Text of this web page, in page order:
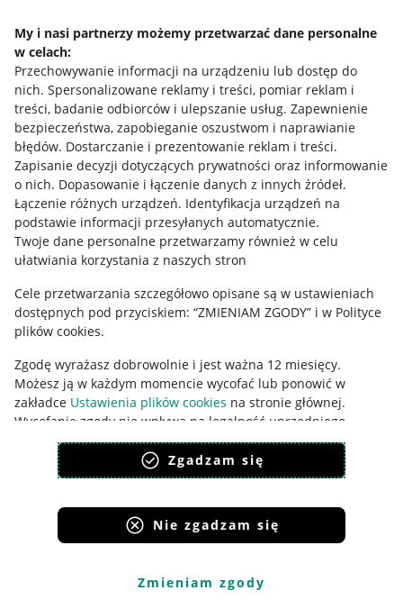
My i nasi partnerzy możemy przetwarzać dane personalne
w celach:
Przechowywanie informacji na urządzeniu lub dostęp do
nich. Spersonalizowane reklamy i treści, pomiar reklam i
treści, badanie odbiorców i ulepszanie usług. Zapewnienie
bezpieczeństwa, zapobieganie oszustwom i naprawianie
błędów. Dostarczanie i prezentowanie reklam i treści.
Zapisanie decyzji dotyczących prywatności oraz informowanie
o nich. Dopasowanie i łączenie danych z innych źródeł.
Łączenie różnych urządzeń. Identyfikacja urządzeń na
podstawie informacji przesyłanych automatycznie.
Twoje dane personalne przetwarzamy również w celu
ułatwiania korzystania z naszych stron
Cele przetwarzania szczegółowo opisane są w ustawieniach
dostępnych pod przyciskiem: “ZMIENIAM ZGODY” i w Polityce
plików cookies.
Zgodę wyrażasz dobrowolnie i jest ważna 12 miesięcy.
Możesz ją w każdym momencie wycofać lub ponowić w
zakładce Ustawienia plików cookies na stronie głównej.
Wycofanie zgody nie wpływa na legalność uprzedniego
przetwarzania.
polityka plików cookies
polityka ochrony prywatności
Zgadzam się
Nie zgadzam się
Zmieniam zgody
Mapa miejscowości
Informacje prawne
Regulamin
Polityka plików "cookies"
Ustawienia plików "cookies"
Udostępnianie lokalizacji
Informacje dla Aktu o Usługach Cyfrowych
Pobierz aplikację
Korzystanie z serwisu oznacza akceptacjęregulaminu